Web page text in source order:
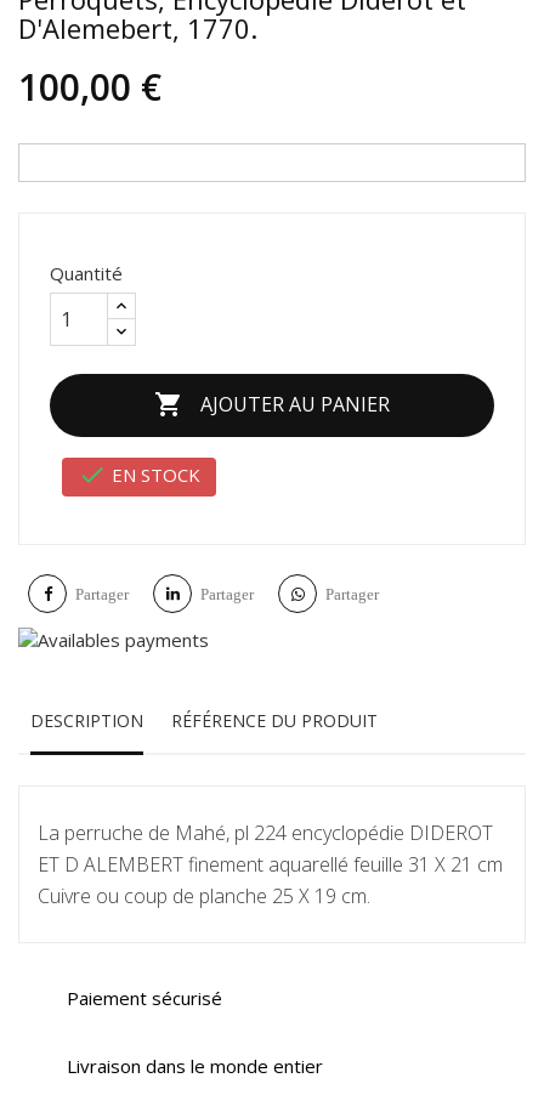
D'Alemebert, 1770.
100,00 €
Quantité
 AJOUTER AU PANIER
 EN STOCK
Partager Partager Partager
DESCRIPTION RÉFÉRENCE DU PRODUIT
La perruche de Mahé, pl 224 encyclopédie DIDEROT
ET D ALEMBERT finement aquarellé feuille 31 X 21 cm
Cuivre ou coup de planche 25 X 19 cm.
Paiement sécurisé
Livraison dans le monde entier